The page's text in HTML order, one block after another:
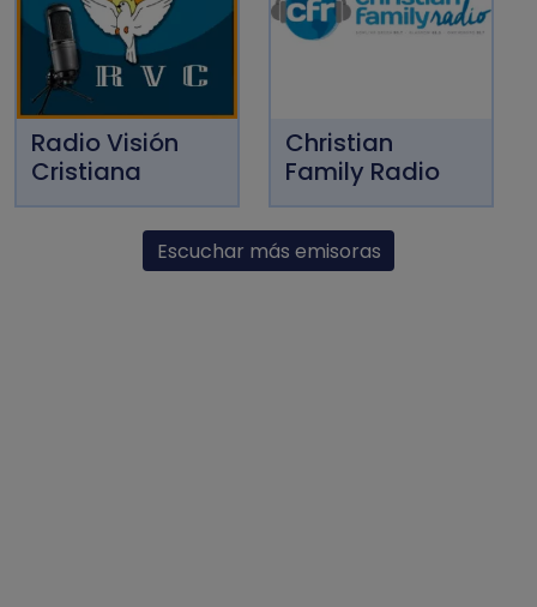
Radio Visión
Cristiana
Christian
Family Radio
Escuchar más emisoras